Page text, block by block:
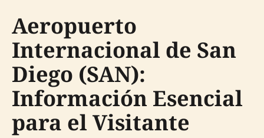
Aeropuerto
Internacional de San
Diego (SAN):
Información Esencial
para el Visitante